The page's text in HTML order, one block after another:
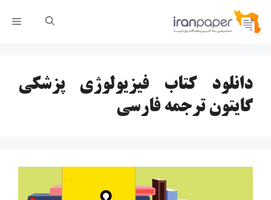
پرش
دانلود کتاب فیزیولوژی پزشکی
گایتون ترجمه فارسی